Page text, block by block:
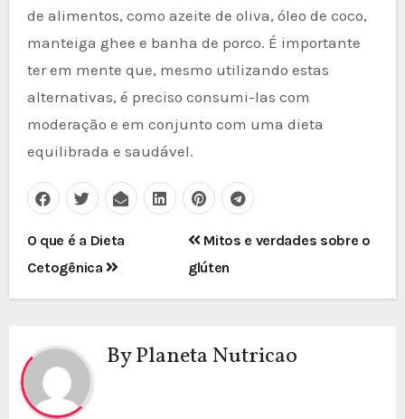
de alimentos, como azeite de oliva, óleo de coco,
manteiga ghee e banha de porco. É importante
ter em mente que, mesmo utilizando estas
alternativas, é preciso consumi-las com
moderação e em conjunto com uma dieta
equilibrada e saudável.
Post
navigation
O que é a Dieta
Cetogênica
Mitos e verdades sobre o
glúten
ByPlaneta Nutricao